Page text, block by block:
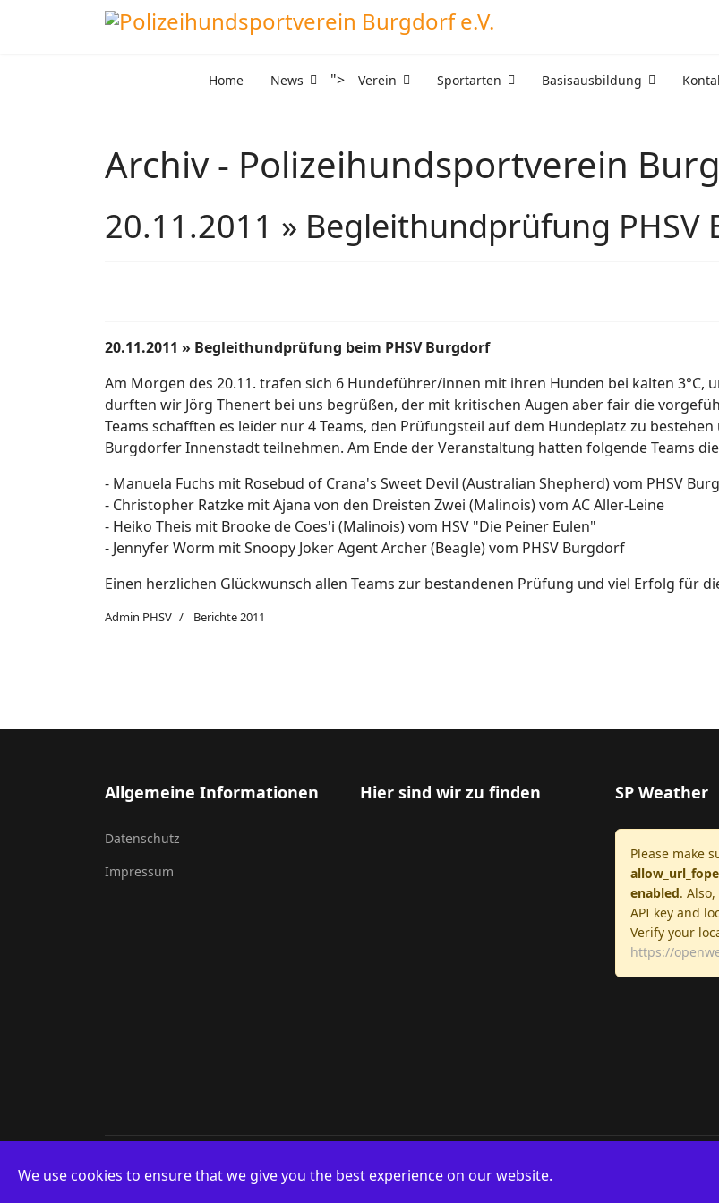
Home News "> Verein Sportarten Basisausbildung
Archiv - Polizeihundsportverein
20.11.2011 » Begleithundprüfung PHSV
20.11.2011 » Begleithundprüfung beim PHSV Burgdorf
Am Morgen des 20.11. trafen sich 6 Hundeführer/innen mit ihren Hunden bei kalten 3°C,
durften wir Jörg Thenert bei uns begrüßen, der mit kritischen Augen aber fair die
Teams schafften es leider nur 4 Teams, den Prüfungsteil auf dem Hundeplatz zu
Burgdorfer Innenstadt teilnehmen. Am Ende der Veranstaltung hatten folgende Teams
- Manuela Fuchs mit Rosebud of Crana's Sweet Devil (Australian Shepherd) vom PHSV
- Christopher Ratzke mit Ajana von den Dreisten Zwei (Malinois) vom AC Aller-Leine
- Heiko Theis mit Brooke de Coes'i (Malinois) vom HSV "Die Peiner Eulen"
- Jennyfer Worm mit Snoopy Joker Agent Archer (Beagle) vom PHSV Burgdorf
Einen herzlichen Glückwunsch allen Teams zur bestandenen Prüfung und viel Erfolg für
Admin PHSV Berichte 2011
Allgemeine Informationen
Datenschutz
Impressum
Hier sind wir zu finden SP Weather
Please make
enabled.
API key and
Verify your
https://
© 2026 PHSV Burgdorf. Designed By FBR
We use cookies to ensure that we give you the best experience on our website.